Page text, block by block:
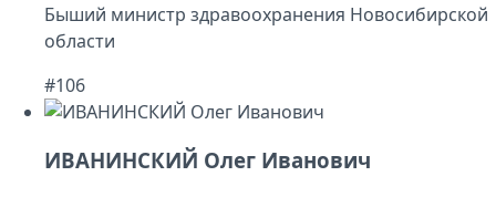
Быший министр здравоохранения Новосибирской
области
#106
ИВАНИНСКИЙ Олег Иванович